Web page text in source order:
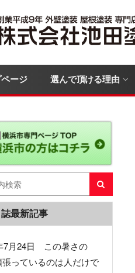
ページ 選んで頂ける理由
最新記事
7月24日 この暑さの
っているのは人だけで